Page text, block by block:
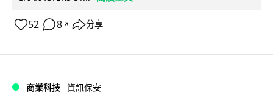
52 8 ↗ 分享
商業科技 資訊保安